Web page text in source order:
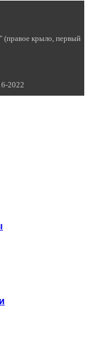
(правое крыло, первый
2022